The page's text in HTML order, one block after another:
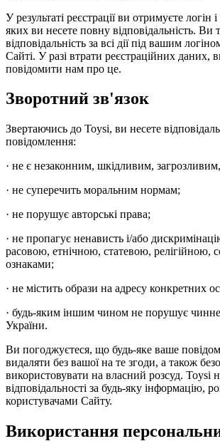
У результаті реєстрації ви отримуєте логін
яких ви несете повну відповідальність. Ви
відповідальність за всі дії під вашим
Сайті. У разі втрати реєстраційних даних,
повідомити нам про це.
Зворотний зв'язок
Звертаючись до Toysi, ви несете
повідомлення:
· не є незаконним, шкідливим,
· не суперечить моральним нормам;
· не порушує авторські права;
· не пропагує ненависть і/або
расовою, етнічною, статевою, релігійною,
ознаками;
· не містить образи на адресу конкретних
· будь-яким іншим чином не порушує чинне
України.
Ви погоджуєтеся, що будь-яке ваше
видаляти без вашої на те згоди, а також
використовувати на власний розсуд. Toysi
відповідальності за будь-яку інформацію,
користувачами Сайту.
Використання